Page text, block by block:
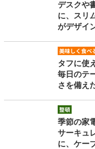
デスクや
に、スリ
がデザイ
タフに使
毎日のテ
さを備え
季節の家
サーキュ
に、ケー